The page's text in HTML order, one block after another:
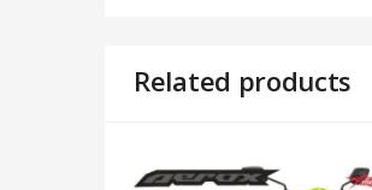
Related products